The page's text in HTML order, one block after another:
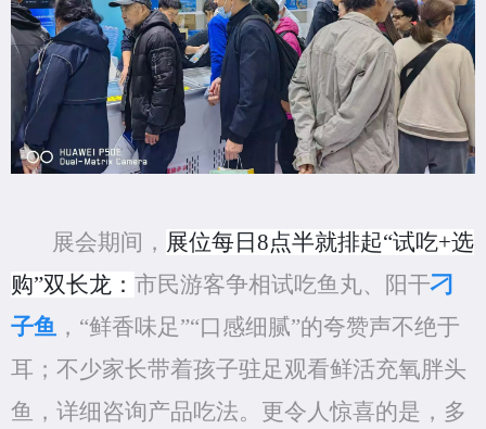
展会期间， 展位每日 8点半就排起“试吃+选
购”双长龙： 市民游客争相试吃鱼丸、阳干刁
子鱼 ， “鲜香味足”“口感细腻”的夸赞声不绝于
耳；不少家长带着孩子驻足观看鲜活充氧胖头
鱼，详细咨询产品吃法。更令人惊喜的是，多